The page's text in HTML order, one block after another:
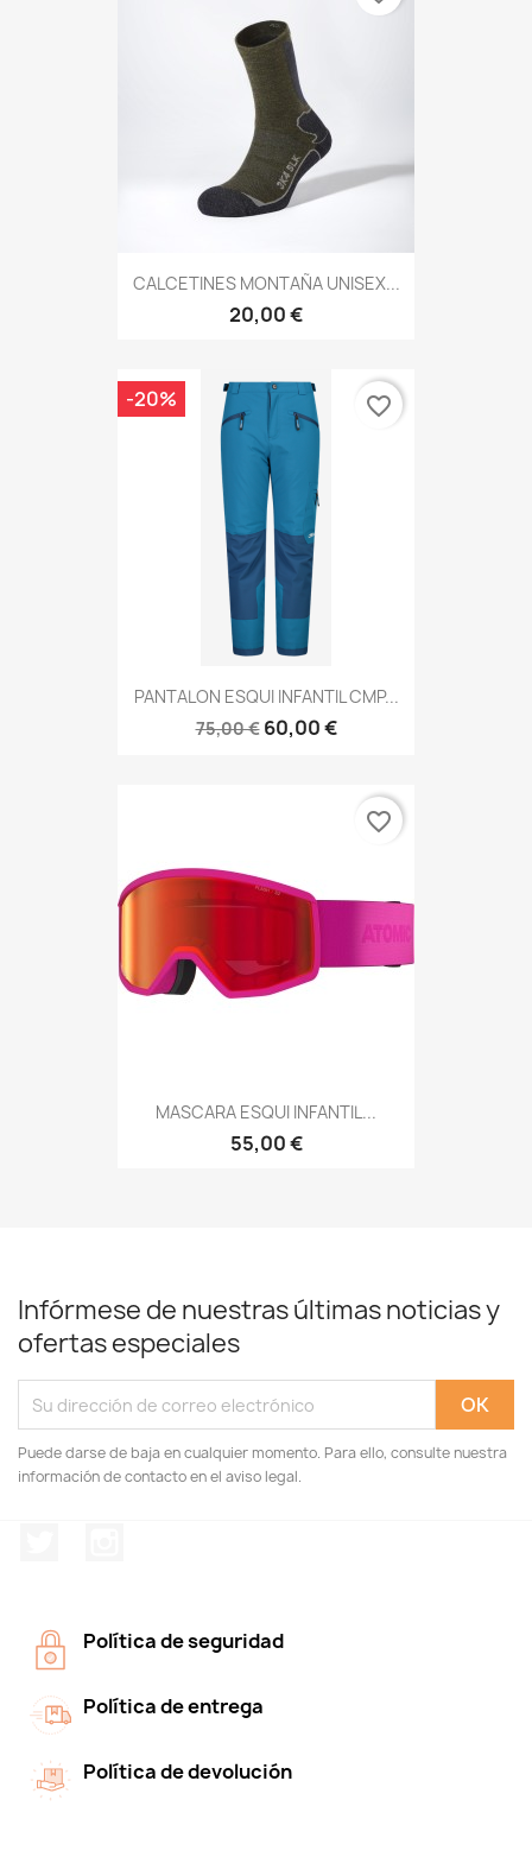
CALCETINES MONTAÑA UNISEX...
20,00 €
PANTALON ESQUI INFANTIL CMP...
75,00 € 60,00 €
-20% favorite_border
MASCARA ESQUI INFANTIL...
55,00 €
favorite_border
Infórmese de nuestras últimas noticias y
ofertas especiales
Puede darse de baja en cualquier momento. Para ello, consulte nuestra
información de contacto en el aviso legal.
Política de seguridad
Política de entrega
Política de devolución